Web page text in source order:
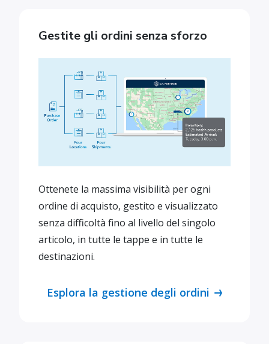
Gestite gli ordini senza sforzo
Ottenete la massima visibilità per ogni
ordine di acquisto, gestito e visualizzato
senza difficoltà fino al livello del singolo
articolo, in tutte le tappe e in tutte le
destinazioni.
Esplora la gestione degli ordini